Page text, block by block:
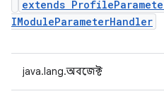
extends
IModuleParameterHandler
java.lang.অবজেক্ট